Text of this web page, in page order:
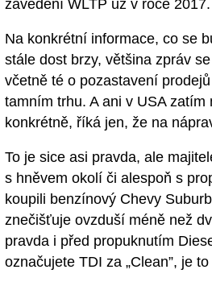
zavedení WLTP už v roce 2017.
Na konkrétní informace, co se
stále dost brzy, většina zpráv
včetně té o pozastavení
tamním trhu. A ani v USA zatím
konkrétně, říká jen, že na
To je sice asi pravda, ale
s hněvem okolí či alespoň s
koupili benzínový Chevy
znečišťuje ovzduší méně než
pravda i před propuknutím
označujete TDI za „Clean”, je